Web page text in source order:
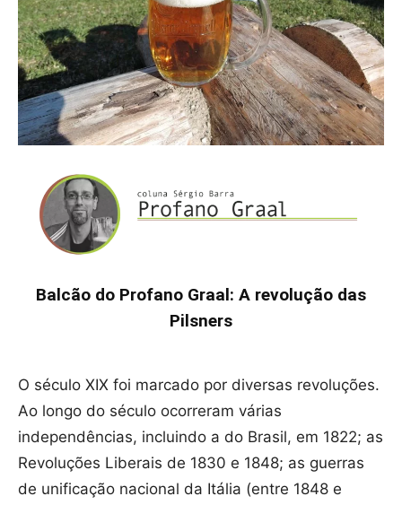
Balcão do Profano Graal: A revolução das
Pilsners
O século XIX foi marcado por diversas revoluções.
Ao longo do século ocorreram várias
independências, incluindo a do Brasil, em 1822; as
Revoluções Liberais de 1830 e 1848; as guerras
de unificação nacional da Itália (entre 1848 e